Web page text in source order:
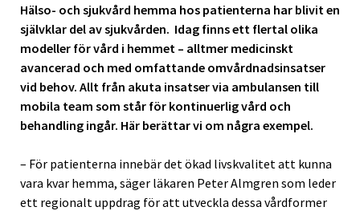
Hälso- och sjukvård hemma hos patienterna har blivit en
självklar del av sjukvården. Idag finns ett flertal olika
modeller för vård i hemmet – alltmer medicinskt
avancerad och med omfattande omvårdnadsinsatser
vid behov. Allt från akuta insatser via ambulansen till
mobila team som står för kontinuerlig vård och
behandling ingår. Här berättar vi om några exempel.
– För patienterna innebär det ökad livskvalitet att kunna
vara kvar hemma, säger läkaren Peter Almgren som leder
ett regionalt uppdrag för att utveckla dessa vårdformer